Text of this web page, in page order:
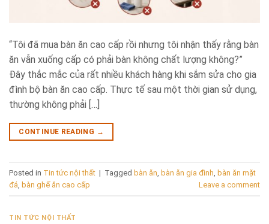
“Tôi đã mua bàn ăn cao cấp rồi nhưng tôi nhận thấy rằng bàn
ăn vẫn xuống cấp có phải bàn không chất lượng không?”
Đây thắc mắc của rất nhiều khách hàng khi sắm sửa cho gia
đình bộ bàn ăn cao cấp. Thực tế sau một thời gian sử dụng,
thường không phải […]
CONTINUE READING →
Posted in Tin tức nội thất | Tagged bàn ăn bàn ăn gia đình bàn ăn mặt
đá bàn ghế ăn cao cấp Leave a comment
TIN TỨC NỘI THẤT